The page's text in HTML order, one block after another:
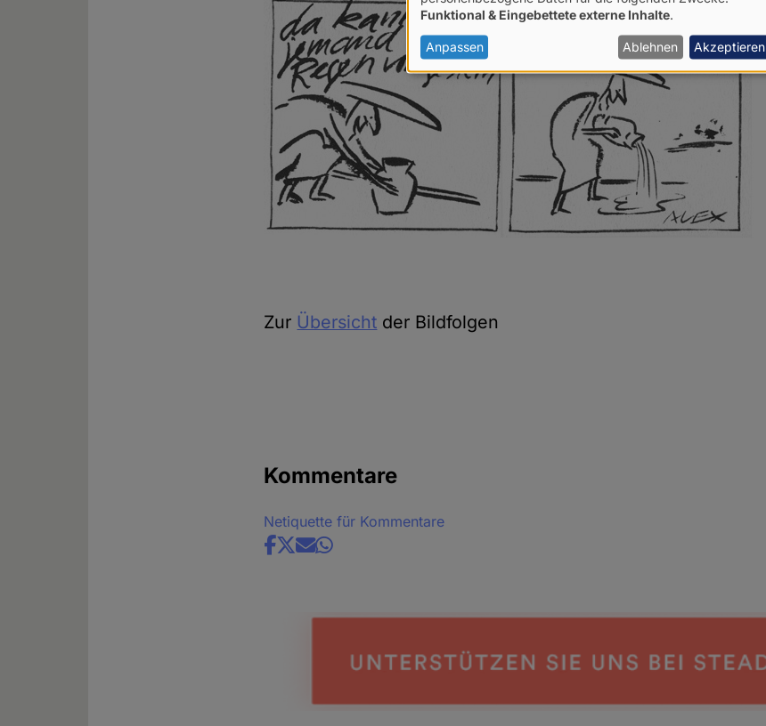
Zur Übersicht der Bildfolgen
Kommentare
Netiquette für Kommentare
Share
von
personenbezogenen
Daten
und
Cookies
Funktional & Eingebettete externe Inhalte
Anpassen Ablehnen Akzeptieren